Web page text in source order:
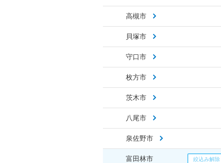
高槻市
貝塚市
守口市
枚方市
茨木市
八尾市
泉佐野市
富田林市